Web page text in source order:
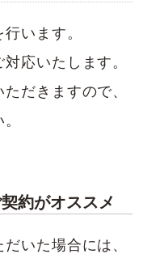
います。
応いたします。
だきますので、
約がオススメ
いた場合には、